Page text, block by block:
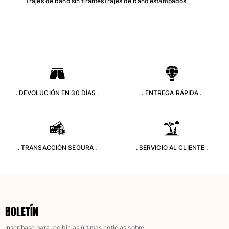
. DEVOLUCIÓN EN 30 DÍAS . . ENTREGA RÁPIDA .
. TRANSACCIÓN SEGURA . . SERVICIO AL CLIENTE .
BOLETÍN